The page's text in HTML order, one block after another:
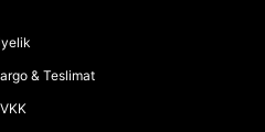
& Teslimat